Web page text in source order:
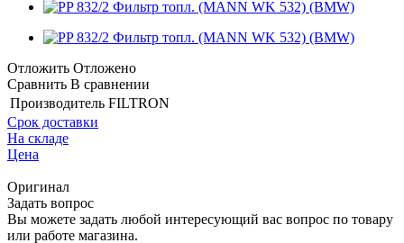
Отложить Отложено
Сравнить В сравнении
Производитель FILTRON
Срок доставки
На складе
Цена
Оригинал
Задать вопрос
Вы можете задать любой интересующий вас вопрос по товару
или работе магазина.